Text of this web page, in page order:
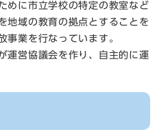
めに市立学校の特定の教室など
地域の教育の拠点とすることを
事業を行なっています。
運営協議会を作り、自主的に運